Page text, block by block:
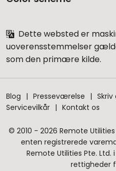
Dette websted er
uoverensstemmelser
som den primære kilde.
Blog Presseværelse
Servicevilkår
Kontakt os
© 2010 - 2026 Remote
enten registrerede
Remote Utilities Pte. Ltd.
rettigheder